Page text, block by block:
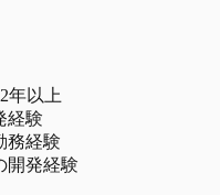
年以上
経験
務経験
開発経験